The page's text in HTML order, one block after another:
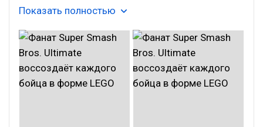
Показать полностью